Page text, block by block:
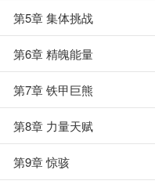
第5章 集体挑战
第6章 精魄能量
第7章 铁甲巨熊
第8章 力量天赋
第9章 惊骇